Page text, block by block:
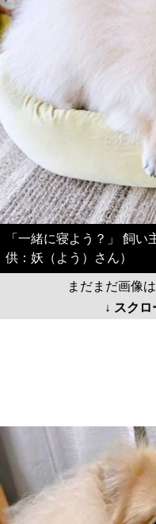
「一緒に寝よう？」 飼
供：妖（よう）さん）
まだまだ画像
↓ スク